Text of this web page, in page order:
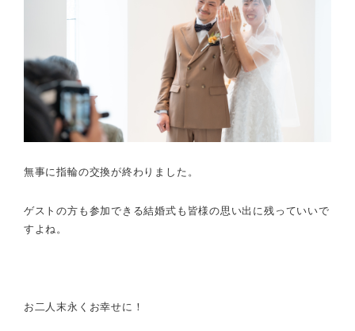
無事に指輪の交換が終わりました。
ゲストの方も参加できる結婚式も皆様の思い出に残っていいで
すよね。
お二人末永くお幸せに！